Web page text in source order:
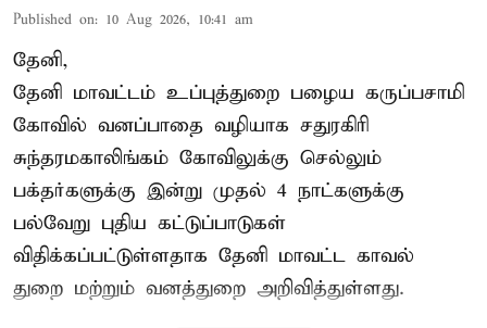
Published on: 10 Aug 2026, 10:41 am
தேனி,
தேனி மாவட்டம் உப்புத்துறை பழைய கருப்பசாமி
கோவில் வனப்பாதை வழியாக சதுரகிரி
சுந்தரமகாலிங்கம் கோவிலுக்கு செல்லும்
பக்தர்களுக்கு இன்று முதல் 4 நாட்களுக்கு
பல்வேறு புதிய கட்டுப்பாடுகள்
விதிக்கப்பட்டுள்ளதாக தேனி மாவட்ட காவல்
துறை மற்றும் வனத்துறை அறிவித்துள்ளது.